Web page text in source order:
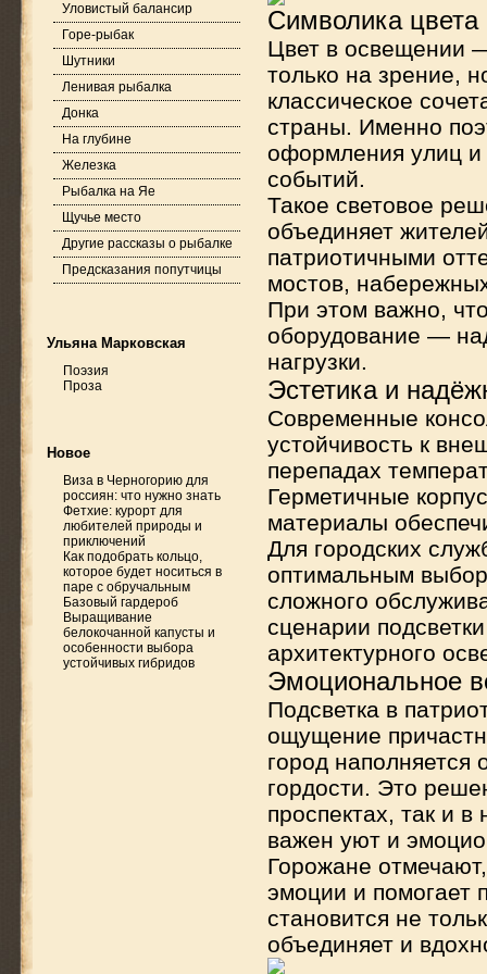
Уловистый балансир
Горе-рыбак
Шутники
Ленивая рыбалка
Донка
На глубине
Железка
Рыбалка на Яе
Щучье место
Другие рассказы о рыбалке
Предсказания попутчицы
Ульяна Марковская
Поэзия
Проза
Новое
Виза в Черногорию для
россиян: что нужно знать
Фетхие: курорт для
любителей природы и
приключений
Как подобрать кольцо,
которое будет носиться в
паре с обручальным
Базовый гардероб
Выращивание
белокочанной капусты и
особенности выбора
устойчивых гибридов
Символика цвета
Цвет в освещении
только на зрение,
классическое
страны. Именно
оформления улиц и
событий.
Такое световое
объединяет
патриотичными
мостов,
При этом важно,
оборудование —
нагрузки.
Эстетика и
Современные
устойчивость к
перепадах
Герметичные
материалы
Для городских
оптимальным
сложного
сценарии
архитектурного
Эмоциональное
Подсветка в
ощущение
город
гордости. Это
проспектах, так и
важен уют и
Горожане
эмоции и помогает
становится не
объединяет и